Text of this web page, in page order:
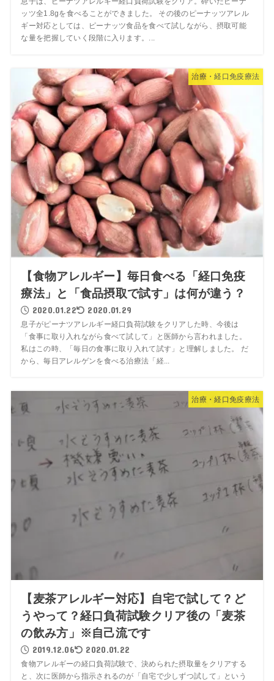
息子は、ピーナツアレルギー経口負荷試験をクリア。砕いたピーナ
ッツ全1.8gを食べることができました。 その後のピーナッツアレル
ギー対応としては、ピーナッツ食品を食べて試しながら、摂取可能
な量を把握していく段階に入ります。...
治療・経口免疫療法
【食物アレルギー】毎日食べる「経口免疫
療法」と「食品摂取で試す」は何が違う？
2020.01.22 2020.01.29
息子がピーナツアレルギー経口負荷試験をクリアした時、今後は
「食事に取り入れながら食べて試して」と医師から言われました。
私はこの時、「毎日の食事に取り入れて試す」と理解しました。 だ
から、毎日アレルゲンを食べる治療法「経...
治療・経口免疫療法
【麦茶アレルギー対応】自宅で試して？ど
うやって？経口負荷試験クリア後の「麦茶
の飲み方」※自己流です
2019.12.06 2020.01.22
食物アレルギーの経口負荷試験で、決められた摂取量をクリアする
と、次に医師から指示されるのが「自宅で少しずつ試して」という